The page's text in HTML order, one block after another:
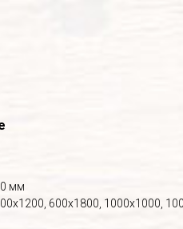
мм
600х1800, 1000х1000,